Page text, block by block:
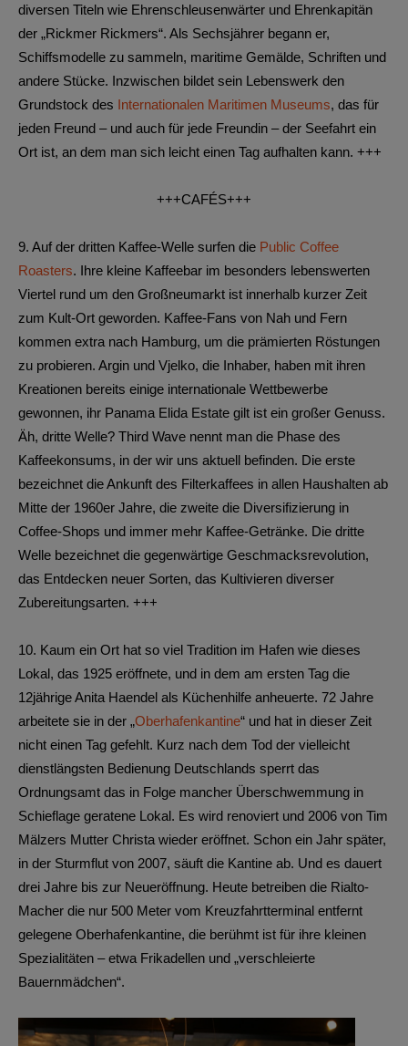
diversen Titeln wie Ehrenschleusenwärter und Ehrenkapitän
der „Rickmer Rickmers“. Als Sechsjährer begann er,
Schiffsmodelle zu sammeln, maritime Gemälde, Schriften und
andere Stücke. Inzwischen bildet sein Lebenswerk den
Grundstock des Internationalen Maritimen Museums, das für
jeden Freund – und auch für jede Freundin – der Seefahrt ein
Ort ist, an dem man sich leicht einen Tag aufhalten kann. +++
+++CAFÉS+++
9. Auf der dritten Kaffee-Welle surfen die Public Coffee
Roasters. Ihre kleine Kaffeebar im besonders lebenswerten
Viertel rund um den Großneumarkt ist innerhalb kurzer Zeit
zum Kult-Ort geworden. Kaffee-Fans von Nah und Fern
kommen extra nach Hamburg, um die prämierten Röstungen
zu probieren. Argin und Vjelko, die Inhaber, haben mit ihren
Kreationen bereits einige internationale Wettbewerbe
gewonnen, ihr Panama Elida Estate gilt ist ein großer Genuss.
Äh, dritte Welle? Third Wave nennt man die Phase des
Kaffeekonsums, in der wir uns aktuell befinden. Die erste
bezeichnet die Ankunft des Filterkaffees in allen Haushalten ab
Mitte der 1960er Jahre, die zweite die Diversifizierung in
Coffee-Shops und immer mehr Kaffee-Getränke. Die dritte
Welle bezeichnet die gegenwärtige Geschmacksrevolution,
das Entdecken neuer Sorten, das Kultivieren diverser
Zubereitungsarten. +++
10. Kaum ein Ort hat so viel Tradition im Hafen wie dieses
Lokal, das 1925 eröffnete, und in dem am ersten Tag die
12jährige Anita Haendel als Küchenhilfe anheuerte. 72 Jahre
arbeitete sie in der „Oberhafenkantine“ und hat in dieser Zeit
nicht einen Tag gefehlt. Kurz nach dem Tod der vielleicht
dienstlängsten Bedienung Deutschlands sperrt das
Ordnungsamt das in Folge mancher Überschwemmung in
Schieflage geratene Lokal. Es wird renoviert und 2006 von Tim
Mälzers Mutter Christa wieder eröffnet. Schon ein Jahr später,
in der Sturmflut von 2007, säuft die Kantine ab. Und es dauert
drei Jahre bis zur Neueröffnung. Heute betreiben die Rialto-
Macher die nur 500 Meter vom Kreuzfahrtterminal entfernt
gelegene Oberhafenkantine, die berühmt ist für ihre kleinen
Spezialitäten – etwa Frikadellen und „verschleierte
Bauernmädchen“.